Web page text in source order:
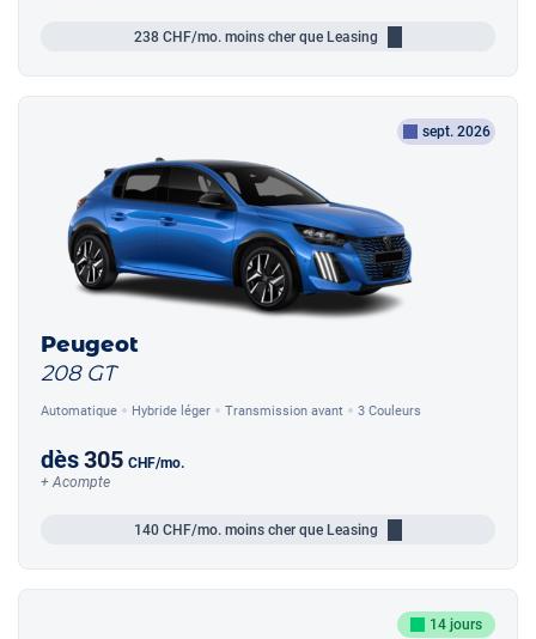
238 CHF/mo. moins cher que Leasing
sept. 2026
Peugeot
208 GT
Automatique Hybride léger Transmission avant 3 Couleurs
dès305 CHF/mo.
+ Acompte
140 CHF/mo. moins cher que Leasing
14 jours